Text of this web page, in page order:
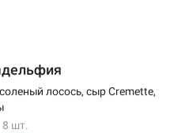
лосось, сыр Cremette,
8 шт.